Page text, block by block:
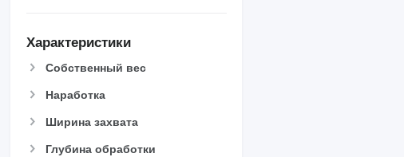
Характеристики
Собственный вес
Наработка
Ширина захвата
Глубина обработки